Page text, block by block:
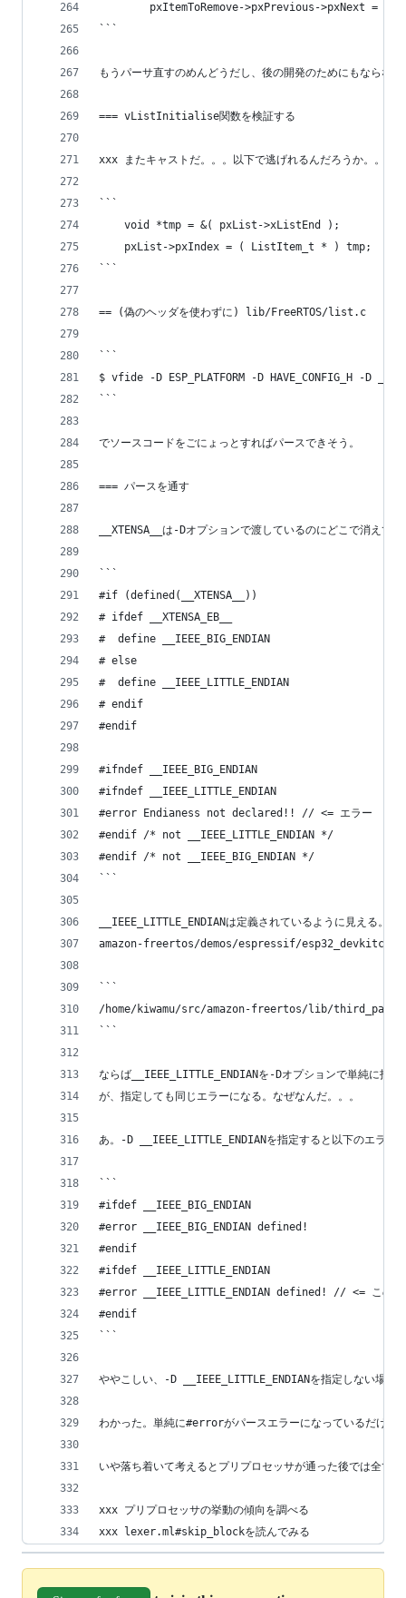
pxItemToRemove->pxPrevious->pxNext =
```
もうパーサ直すのめんどうだし、後の開発のためにもなら
=== vListInitialise関数を検証する
xxx またキャストだ。。。以下で逃げれるんだろうか。。。
```
	void *tmp = &( pxList->xListEnd );
	pxList->pxIndex = ( ListItem_t * ) tmp;
```
== (偽のヘッダを使わずに) lib/FreeRTOS/list.c
```
$ vfide -D ESP_PLATFORM -D
```
でソースコードをごにょっとすればパースできそう。
=== パースを通す
__XTENSA__は-Dオプションで渡しているのにどこで消えて
```
#if (defined(__XTENSA__))
# ifdef __XTENSA_EB__
#  define __IEEE_BIG_ENDIAN
# else
#  define __IEEE_LITTLE_ENDIAN
# endif
#endif
#ifndef __IEEE_BIG_ENDIAN
#ifndef __IEEE_LITTLE_ENDIAN
#error Endianess not declared!! // <= エラー
#endif /* not __IEEE_LITTLE_ENDIAN */
#endif /* not __IEEE_BIG_ENDIAN */
```
__IEEE_LITTLE_ENDIANは定義されているように見える。
amazon-freertos/demos/espressif/
```
/home/kiwamu/src/amazon-freertos/lib/
```
ならば__IEEE_LITTLE_ENDIANを-Dオプションで単純に指
が、指定しても同じエラーになる。なぜなんだ。。。
あ。-D __IEEE_LITTLE_ENDIANを指定すると以下のエラー
```
#ifdef __IEEE_BIG_ENDIAN
#error __IEEE_BIG_ENDIAN defined!
#endif
#ifdef __IEEE_LITTLE_ENDIAN
#error __IEEE_LITTLE_ENDIAN defined! // <= このエラ
#endif
```
ややこしい、-D __IEEE_LITTLE_ENDIANを指定しない場合
わかった。単純に#errorがパースエラーになっているだけ
いや落ち着いて考えるとプリプロセッサが通った後では全
xxx プリプロセッサの挙動の傾向を調べる
xxx lexer.ml#skip_blockを読んでみる